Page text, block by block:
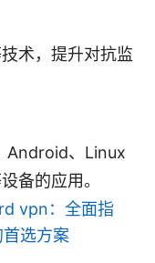
术，提升对抗监
Android、Linux
备的应用。
vpn：全面指
选方案